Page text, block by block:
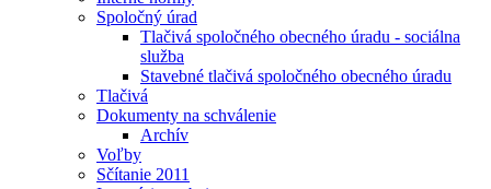
Spoločný úrad
Tlačivá spoločného obecného úradu - sociálna
služba
Stavebné tlačivá spoločného obecného úradu
Tlačivá
Dokumenty na schválenie
Archív
Voľby
Sčítanie 2011